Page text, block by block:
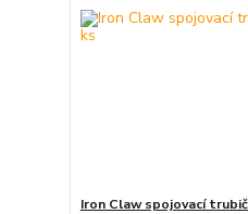
Iron Claw spojovací